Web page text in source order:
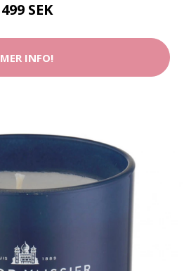
499 SEK
MER INFO!